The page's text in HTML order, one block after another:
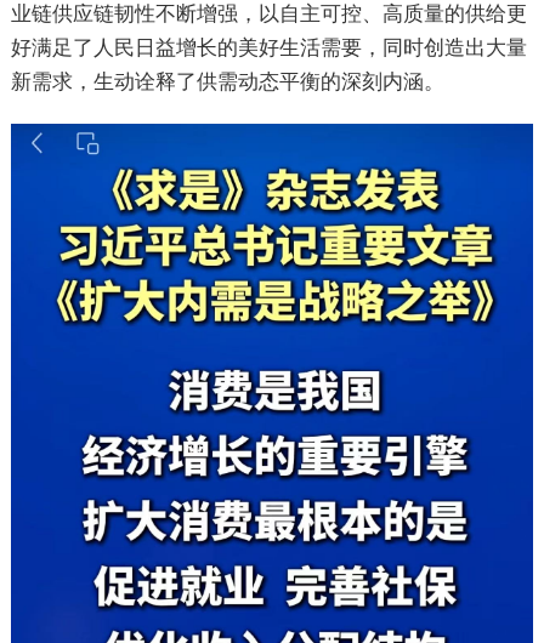
业链供应链韧性不断增强，以自主可控、高质量的供给更
好满足了人民日益增长的美好生活需要，同时创造出大量
新需求，生动诠释了供需动态平衡的深刻内涵。